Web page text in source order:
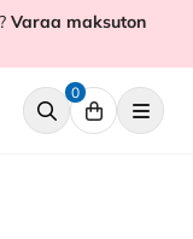
Varaa maksuton
0